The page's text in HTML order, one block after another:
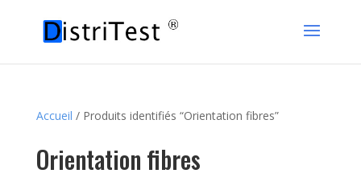
Accueil / Produits identifiés “Orientation fibres”
Orientation fibres